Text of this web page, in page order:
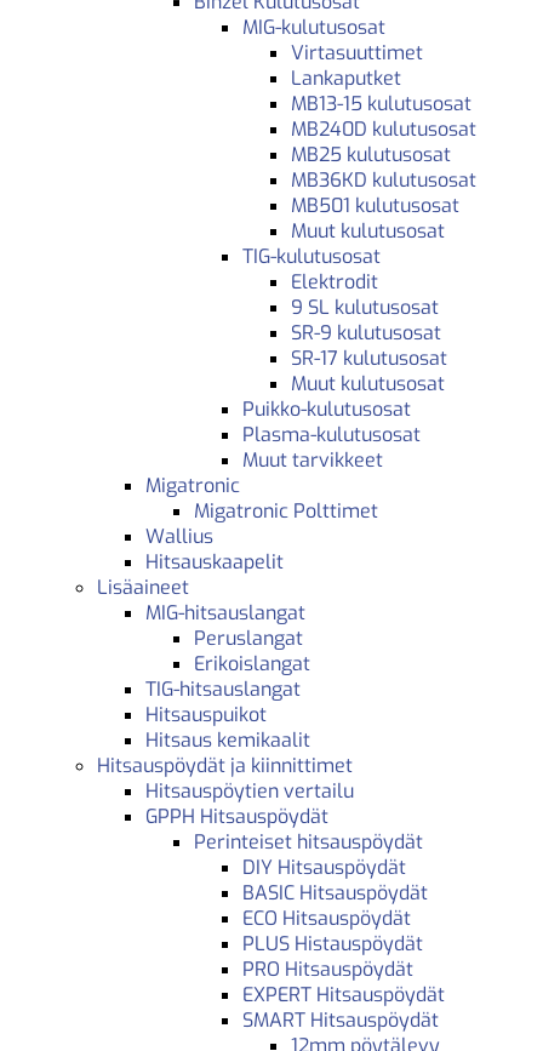
MIG-kulutusosat
Virtasuuttimet
Lankaputket
MB13-15 kulutusosat
MB240D kulutusosat
MB25 kulutusosat
MB36KD kulutusosat
MB501 kulutusosat
Muut kulutusosat
TIG-kulutusosat
Elektrodit
9 SL kulutusosat
SR-9 kulutusosat
SR-17 kulutusosat
Muut kulutusosat
Puikko-kulutusosat
Plasma-kulutusosat
Muut tarvikkeet
Migatronic
Migatronic Polttimet
Wallius
Hitsauskaapelit
Lisäaineet
MIG-hitsauslangat
Peruslangat
Erikoislangat
TIG-hitsauslangat
Hitsauspuikot
Hitsaus kemikaalit
Hitsauspöydät ja kiinnittimet
Hitsauspöytien vertailu
GPPH Hitsauspöydät
Perinteiset hitsauspöydät
DIY Hitsauspöydät
BASIC Hitsauspöydät
ECO Hitsauspöydät
PLUS Histauspöydät
PRO Hitsauspöydät
EXPERT Hitsauspöydät
SMART Hitsauspöydät